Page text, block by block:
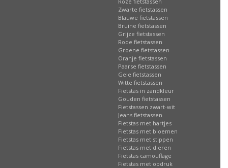
Zwarte fietstassen
Blauwe fietstassen
Bruine fietstassen
Grijze fietstassen
Rode fietstassen
Groene fietstassen
Oranje fietstassen
Paarse fietstassen
Gele fietstassen
Witte fietstassen
Fietstas in zandkleur
Gouden fietstassen
Fietstassen zwart-wit
Jeans fietstassen
Fietstas met hartjes
Fietstas met bloemen
Fietstas met stippen
Fietstas met dieren
Fietstas camouflage
Fietstas met opdruk